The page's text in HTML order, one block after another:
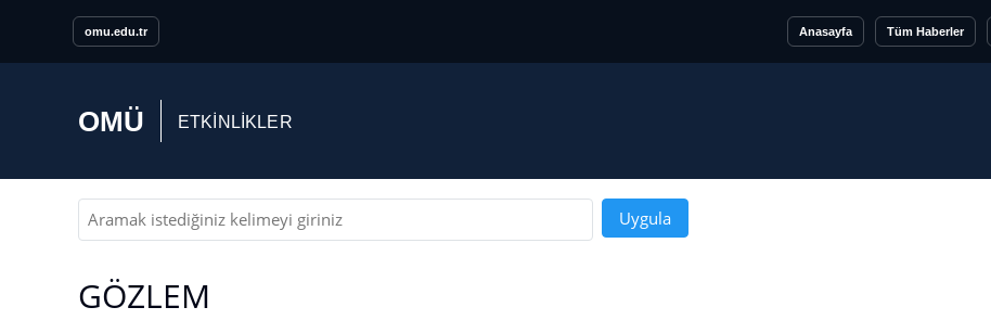
Erişilebilirlik menüsünü açmak için CTRL + U tuşlarını kullanabilirsiniz.
omu.edu.tr Anasayfa Tüm Haberler
OMÜ ETKİNLİKLER
GÖZLEM